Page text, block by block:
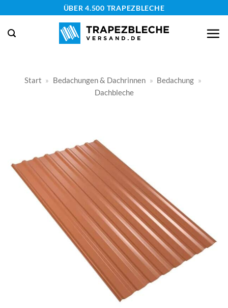
springen
ÜBER 4.500 TRAPEZBLECHE
Start » Bedachungen & Dachrinnen » Bedachung »
Dachbleche